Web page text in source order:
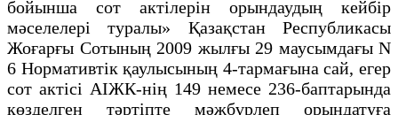
бойынша сот актілерін орындаудың кейбір
мәселелері туралы» Қазақстан Республикасы
Жоғарғы Сотының 2009 жылғы 29 маусымдағы N
6 Нормативтік қаулысының 4-тармағына сай, егер
сот актісі АІЖК-нің 149 немесе 236-баптарында
көзделген тәртіпте мәжбүрлеп орындатуға